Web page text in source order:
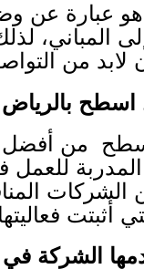
عبارة عن
المباني،
لابد من
بالرياض
من أفضل
المدربة
الشركات
أثبتت
الشركة